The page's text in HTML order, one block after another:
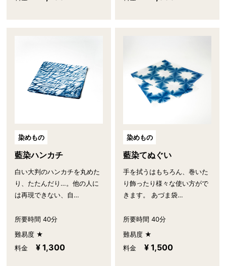
染めもの
藍染ハンカチ
白い大判のハンカチを丸めた
り、たたんだり…。他の人に
は再現できない、自…
所要時間 40分
難易度 ★
料金
¥ 1,300
染めもの
藍染てぬぐい
手を拭うはもちろん、巻いた
り飾ったり様々な使い方がで
きます。 あづま袋…
所要時間 40分
難易度 ★
料金
¥ 1,500